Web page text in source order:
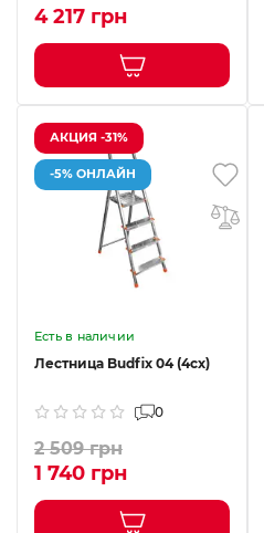
4 217 грн
АКЦИЯ -31%
-5% ОНЛАЙН
Есть в наличии
Лестница Budfix 04 (4cx)
0
2 509 грн
1 740 грн